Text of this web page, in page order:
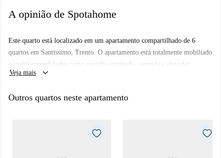
A opinião de Spotahome
Este quarto está localizado em um apartamento compartilhado de 6
quartos em Santissimo, Trento. O apartamento está totalmente mobiliado
e inclui comodidades como cozinha equipada, varanda e elevador.
Observe que casais e animais de estimação não são permitidos, e a
não tenha verificado pessoalmente o imóvel, todos os proprietários em
O apartamento está situado em Santissimo, uma área bem servida de
Trento. Nas proximidades, você encontrará diversas opções
Veja mais keyboard_arrow_down
Outros quartos neste apartamento